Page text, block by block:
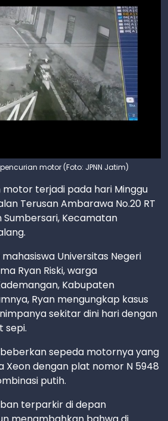
motor (Foto: JPNN Jatim)
terjadi pada hari Minggu
Terusan Ambarawa No.20 RT
Sumbersari, Kecamatan
Universitas Negeri
Ryan Riski, warga
Kabupaten
Ryan mengungkap kasus
sekitar dini hari dengan
sepi.
sepeda motornya yang
Xeon dengan plat nomor N 5948
putih.
terparkir di depan